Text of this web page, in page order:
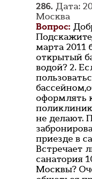
286. Дата:
Москва
Вопрос:
марта 2011
открытый
водой? 2.
оформлять
не делают.
приезде в
Встречает
санатория
Москвы?